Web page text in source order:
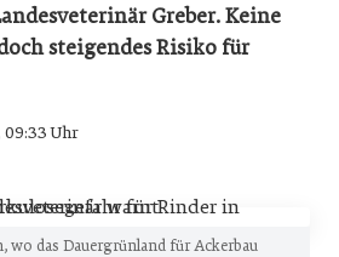
Greber. Keine
steigendes Risiko für
09:33 Uhr
wo das Dauergrünland für Ackerbau